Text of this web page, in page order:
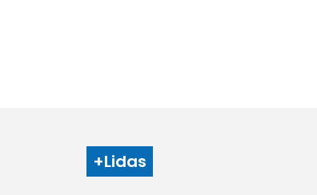
+Lidas